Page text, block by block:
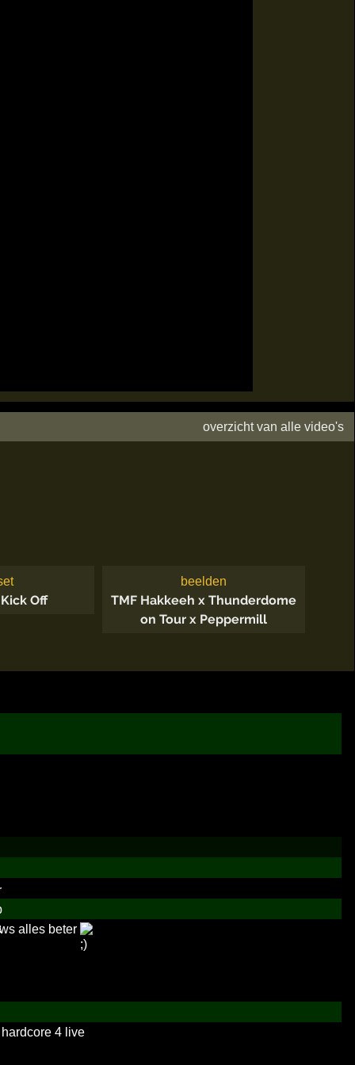
overzicht van alle video's
Off
beelden
TMF Hakkeeh x Thunderdome
on Tour x Peppermill
alles beter
4 live